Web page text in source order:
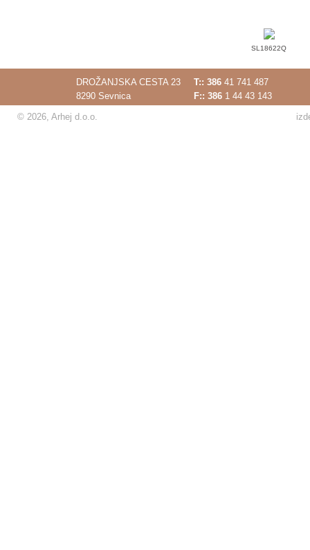
SL18622Q
DROŽANJSKA CESTA 23
8290 Sevnica
T:: 386 41 741 487
F:: 386 1 44 43 143
© 2026, Arhej d.o.o.